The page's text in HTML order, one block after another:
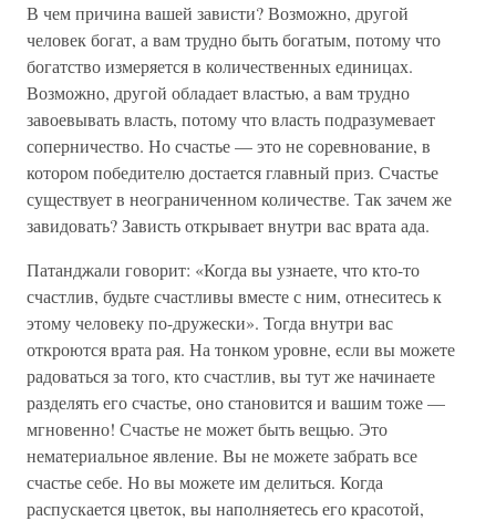
В чем причина вашей зависти? Возможно, другой
человек богат, а вам трудно быть богатым, потому что
богатство измеряется в количественных единицах.
Возможно, другой обладает властью, а вам трудно
завоевывать власть, потому что власть подразумевает
соперничество. Но счастье — это не соревнование, в
котором победителю достается главный приз. Счастье
существует в неограниченном количестве. Так зачем же
завидовать? Зависть открывает внутри вас врата ада.
Патанджали говорит: «Когда вы узнаете, что кто-то
счастлив, будьте счастливы вместе с ним, отнеситесь к
этому человеку по-дружески». Тогда внутри вас
откроются врата рая. На тонком уровне, если вы можете
радоваться за того, кто счастлив, вы тут же начинаете
разделять его счастье, оно становится и вашим тоже —
мгновенно! Счастье не может быть вещью. Это
нематериальное явление. Вы не можете забрать все
счастье себе. Но вы можете им делиться. Когда
распускается цветок, вы наполняетесь его красотой,